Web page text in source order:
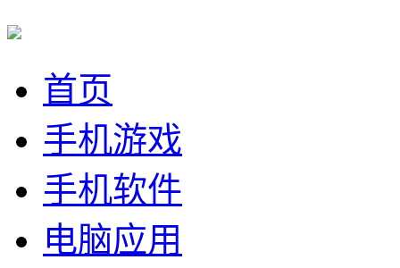
首页
手机游戏
手机软件
电脑应用